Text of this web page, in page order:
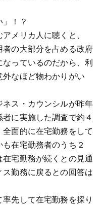
！？
メリカ人に聴くと、
者の大部分を占める政府
っているのだから、利
なほど物わかりがい
ス・カウンシルが昨年
に実施した調査で約４
面的に在宅勤務をして
在宅勤務者のうち２
宅勤務が続くとの見通
勤務に戻るとの回答は
先して在宅勤務を採り